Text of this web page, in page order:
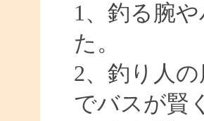
1、釣る腕
た。
2、釣り人
でバスが賢